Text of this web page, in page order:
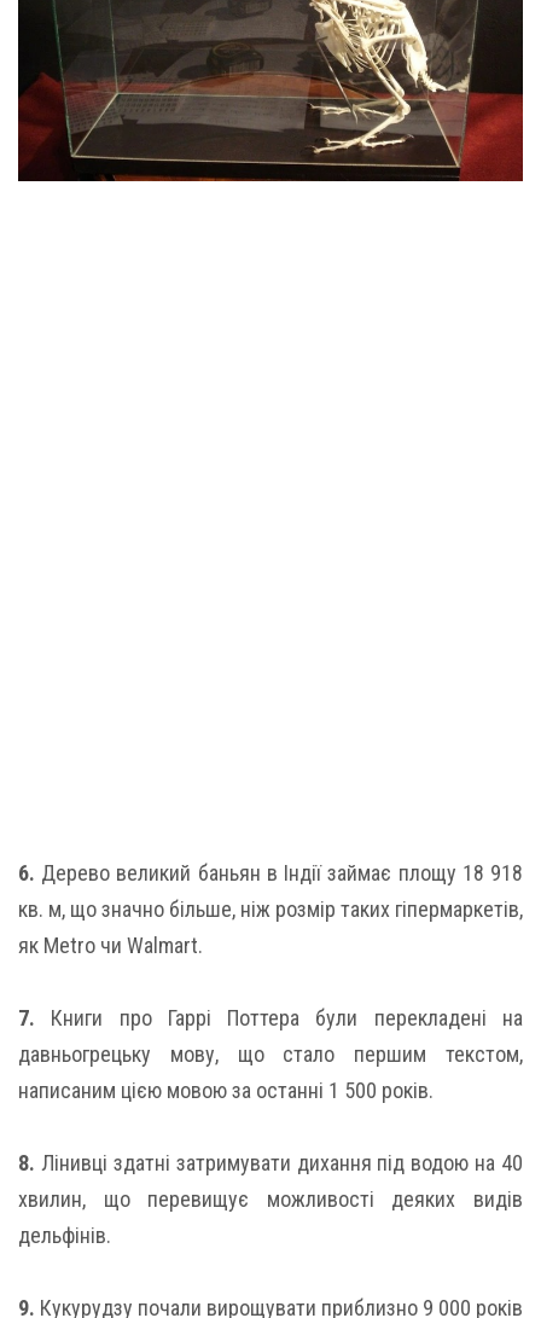
6. Дерево великий баньян в Індії займає площу 18 918
кв. м, що значно більше, ніж розмір таких гіпермаркетів,
як Metro чи Walmart.
7. Книги про Гаррі Поттера були перекладені на
давньогрецьку мову, що стало першим текстом,
написаним цією мовою за останні 1 500 років.
8. Лінивці здатні затримувати дихання під водою на 40
хвилин, що перевищує можливості деяких видів
дельфінів.
9. Кукурудзу почали вирощувати приблизно 9 000 років